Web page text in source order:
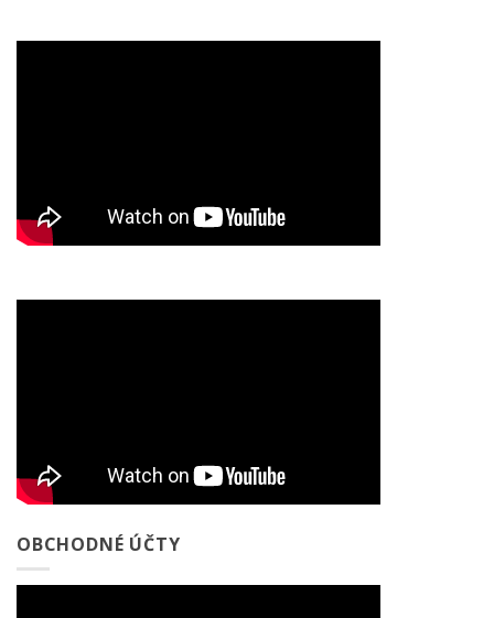
OBCHODNÉ ÚČTY